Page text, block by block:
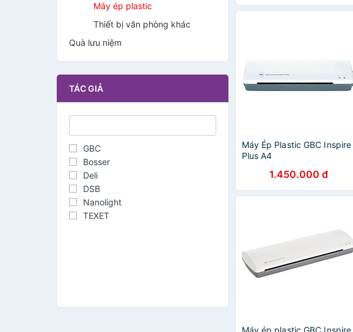
Máy ép plastic
Thiết bị văn phòng khác
Quà lưu niệm
TÁC GIẢ
GBC
Bosser
Deli
DSB
Nanolight
TEXET
Máy Ép Plastic GBC Inspire
Plus A4
1.450.000 đ
Máy ép plastic GBC Inspire